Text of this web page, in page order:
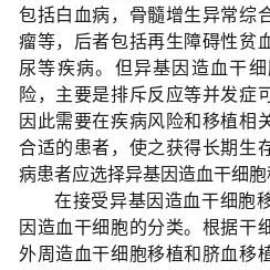
包括白血病，骨髓增生异常综
瘤等，后者包括再生障碍性贫
尿等疾病。但异基因造血干
险，主要是排斥反应等并发症
因此需要在疾病风险和移植相
合适的患者，使之获得长期生
病患者应选择异基因造血干细胞
在接受异基因造血干细胞
因造血干细胞的分类。根据干
外周造血干细胞移植和脐血移